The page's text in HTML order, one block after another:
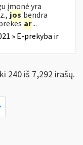
įmonė yra
jos bendra
ar...
» E-prekyba ir
240 iš 7,292 irašų.